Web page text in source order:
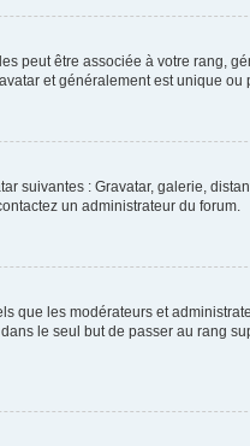
peut être associée à votre rang,
et généralement est unique ou
suivantes : Gravatar, galerie,
un administrateur du forum.
que les modérateurs et
le seul but de passer au rang